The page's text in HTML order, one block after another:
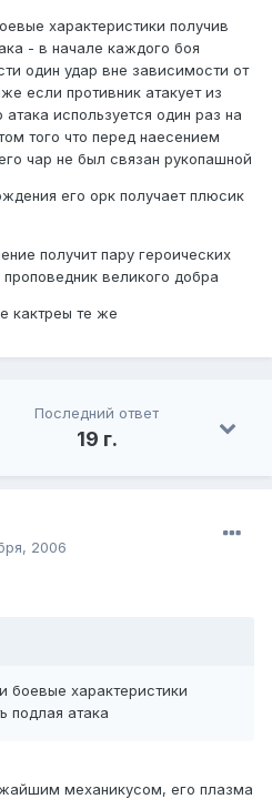
характеристики получив
- в начале каждого боя
один удар вне зависимости от
если противник атакует из
используется один раз на
того что перед наесением
чар не был связан рукопашной
его орк получает плюсик
получит пару героических
великого добра
кактреы те же
Последний ответ
19 г.
2006
боевые характеристики
подлая атака
механикусом, его плазма